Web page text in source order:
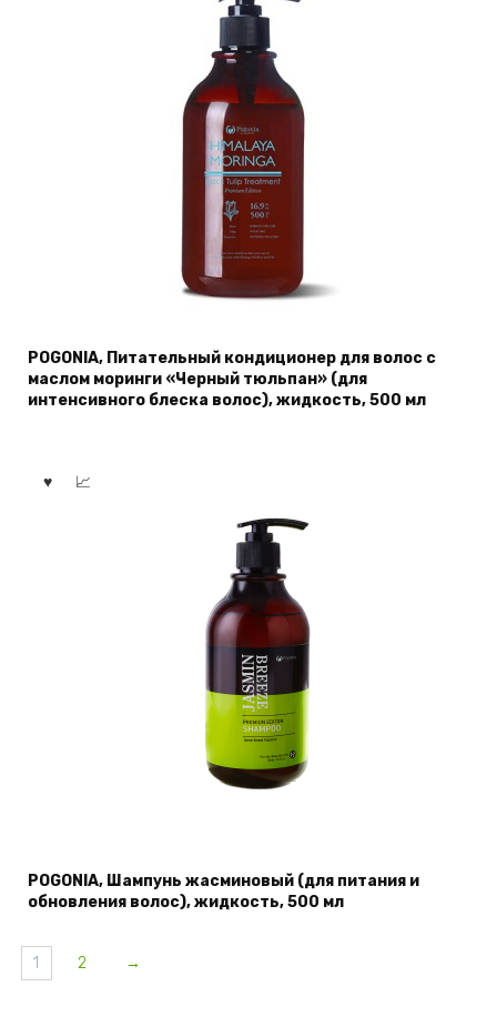
POGONIA, Питательный кондиционер для волос с
маслом моринги «Черный тюльпан» (для
интенсивного блеска волос), жидкость, 500 мл
POGONIA, Шампунь жасминовый (для питания и
обновления волос), жидкость, 500 мл
1 2 →